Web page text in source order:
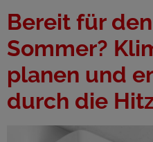
Bereit für
Sommer?
planen und
durch die